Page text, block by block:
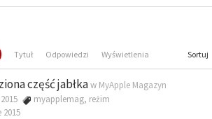
Tytuł Odpowiedzi Wyświetlenia Sortuj
część jabłkaw MyApple Magazyn
myapplemag, reżim
2015